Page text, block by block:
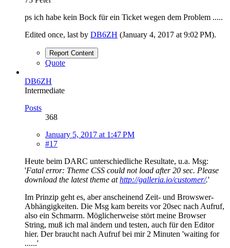
ps ich habe kein Bock für ein Ticket wegen dem Problem .....
Edited once, last by DB6ZH (January 4, 2017 at 9:02 PM).
Report Content
Quote
DB6ZH
Intermediate
Posts
368
January 5, 2017 at 1:47 PM
#17
Heute beim DARC unterschiedliche Resultate, u.a. Msg:
'Fatal error: Theme CSS could not load after 20 sec. Please
download the latest theme athttp://galleria.io/customer/.'
Im Prinzip geht es, aber anscheinend Zeit- und Browswer-
Abhängigkeiten. Die Msg kam bereits vor 20sec nach Aufruf,
also ein Schmarrn. Möglicherweise stört meine Browser
String, muß ich mal ändern und testen, auch für den Editor
hier. Der braucht nach Aufruf bei mir 2 Minuten 'waiting for
......'